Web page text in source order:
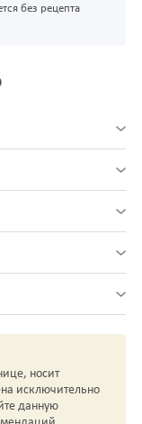
без рецепта
носит
исключительно
данную